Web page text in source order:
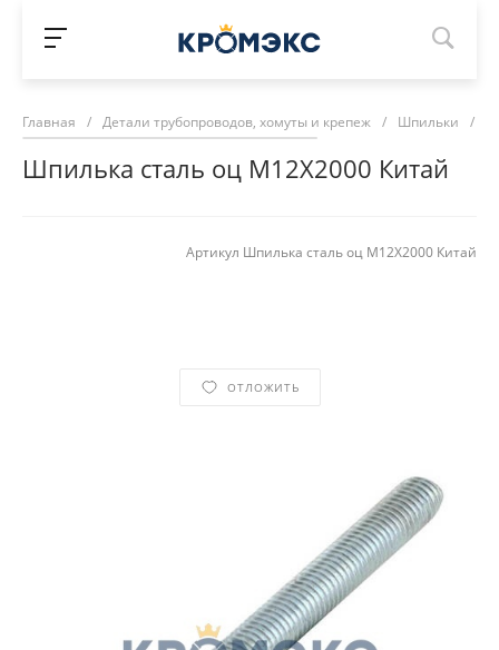
Главная / Детали трубопроводов, хомуты и крепеж / Шпильки /
Шпилька сталь оц М12Х2000 Китай
Артикул Шпилька сталь оц М12Х2000 Китай
ОТЛОЖИТЬ